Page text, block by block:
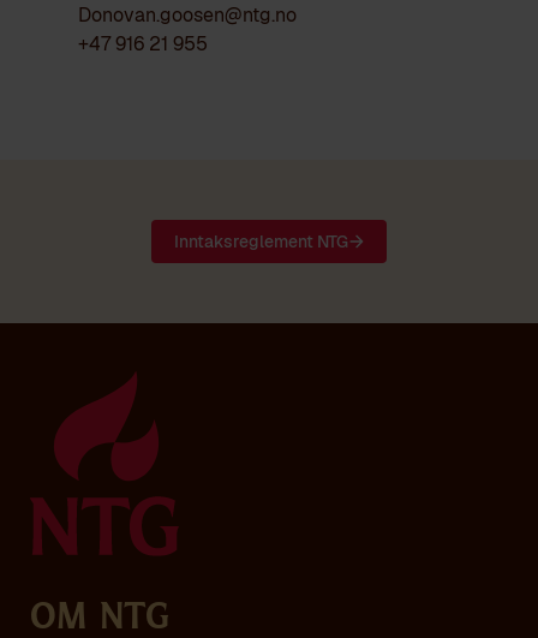
Donovan.goosen@ntg.no
+47 916 21 955
Inntaksreglement NTG
Om NTG